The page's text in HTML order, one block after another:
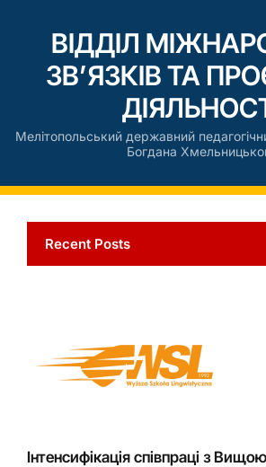
ВІДДІЛ
ЗВ’ЯЗКІВ ТА
Мелітопольський державний
Богдана
Recent Posts
Інтенсифікація співпраці з